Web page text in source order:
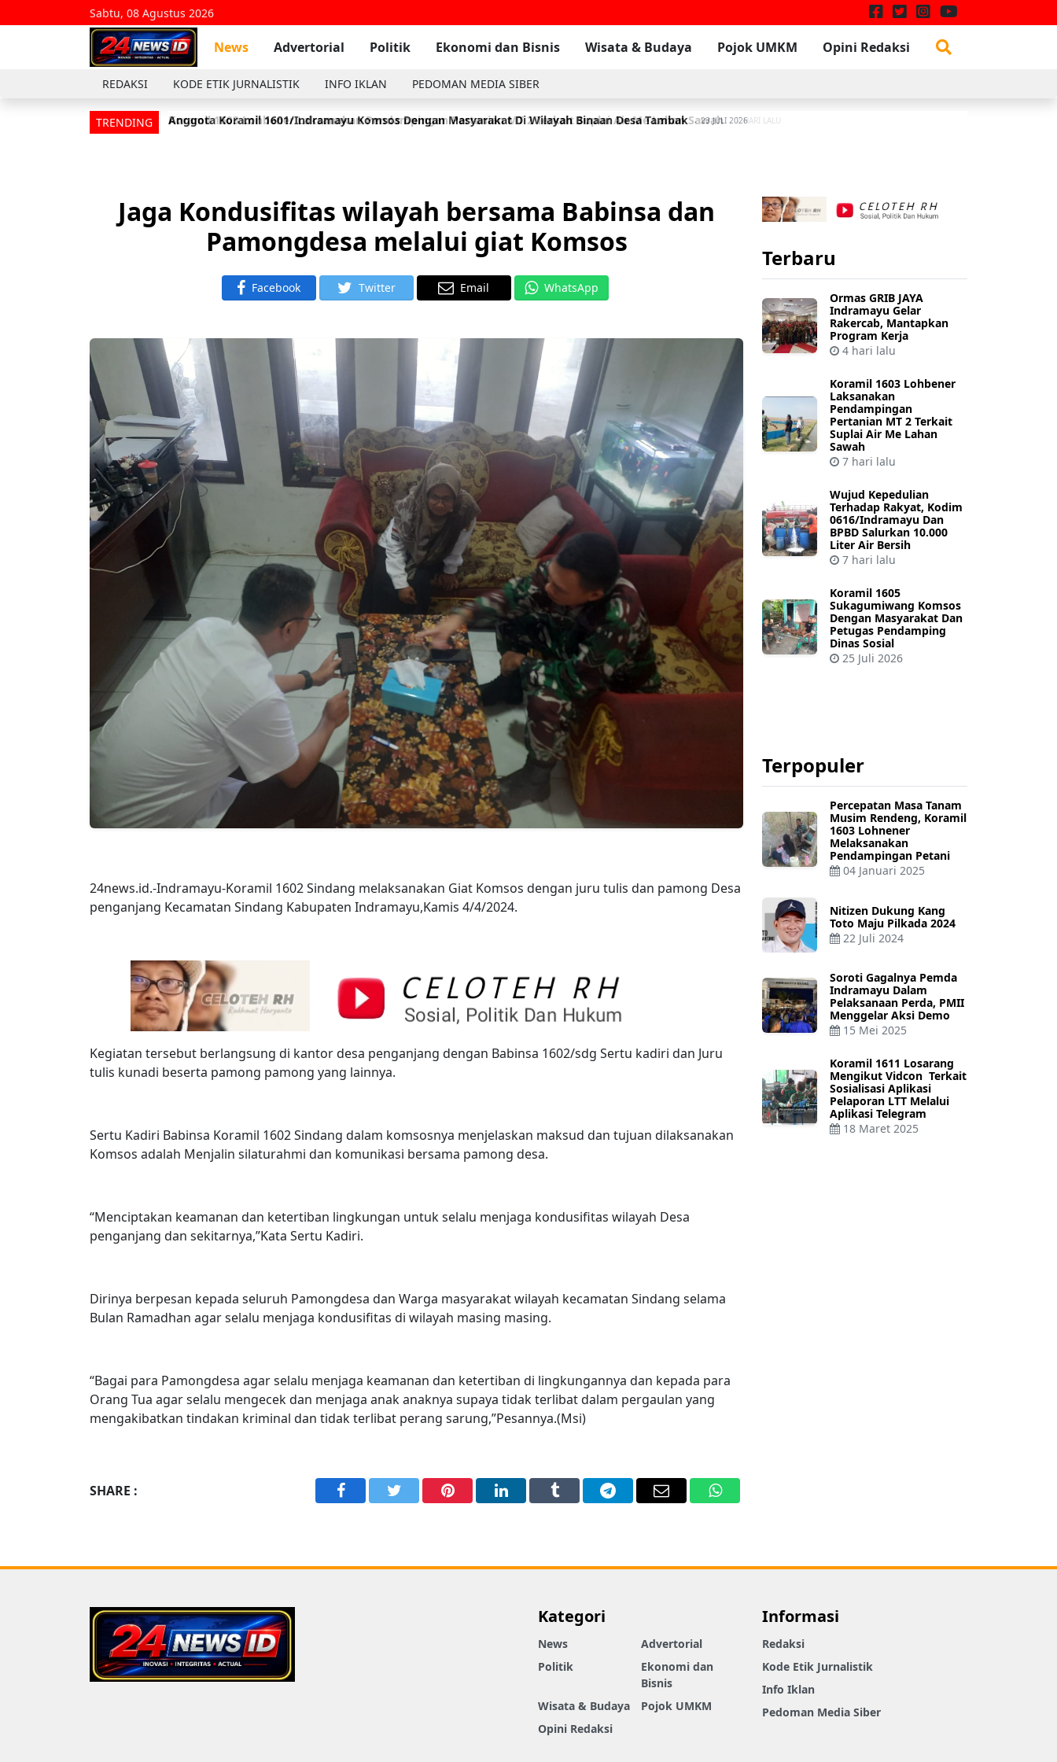
Sabtu, 08 Agustus 2026
News Advertorial Politik Ekonomi dan Bisnis Wisata & Budaya Pojok UMKM Opini Redaksi
REDAKSI KODE ETIK JURNALISTIK INFO IKLAN PEDOMAN MEDIA SIBER
TRENDING Anggota Koramil 1601/Indramayu Komsos Dengan Masyarakat Di Wilayah Binaan Desa Tambak 23 JULI 2026
Jaga Kondusifitas wilayah bersama Babinsa dan
Pamongdesa melalui giat Komsos
Facebook Twitter Email WhatsApp
24news.id.-Indramayu-Koramil 1602 Sindang melaksanakan Giat Komsos dengan juru tulis dan pamong Desa
penganjang Kecamatan Sindang Kabupaten Indramayu,Kamis 4/4/2024.
Kegiatan tersebut berlangsung di kantor desa penganjang dengan Babinsa 1602/sdg Sertu kadiri dan Juru
tulis kunadi beserta pamong pamong yang lainnya.
Sertu Kadiri Babinsa Koramil 1602 Sindang dalam komsosnya menjelaskan maksud dan tujuan dilaksanakan
Komsos adalah Menjalin silaturahmi dan komunikasi bersama pamong desa.
“Menciptakan keamanan dan ketertiban lingkungan untuk selalu menjaga kondusifitas wilayah Desa
penganjang dan sekitarnya,”Kata Sertu Kadiri.
Dirinya berpesan kepada seluruh Pamongdesa dan Warga masyarakat wilayah kecamatan Sindang selama
Bulan Ramadhan agar selalu menjaga kondusifitas di wilayah masing masing.
“Bagai para Pamongdesa agar selalu menjaga keamanan dan ketertiban di lingkungannya dan kepada para
Orang Tua agar selalu mengecek dan menjaga anak anaknya supaya tidak terlibat dalam pergaulan yang
mengakibatkan tindakan kriminal dan tidak terlibat perang sarung,”Pesannya.(Msi)
SHARE :
FacebookTwitterPinterestLinkedInTumblrTelegramEmail WhatsApp
Terbaru
Ormas GRIB JAYA
Indramayu Gelar
Rakercab, Mantapkan
Program Kerja
4 hari lalu
Koramil 1603 Lohbener
Laksanakan
Pendampingan
Pertanian MT 2 Terkait
Suplai Air Me Lahan
Sawah
7 hari lalu
Wujud Kepedulian
Terhadap Rakyat, Kodim
0616/Indramayu Dan
BPBD Salurkan 10.000
Liter Air Bersih
7 hari lalu
Koramil 1605
Sukagumiwang Komsos
Dengan Masyarakat Dan
Petugas Pendamping
Dinas Sosial
25 Juli 2026
Terpopuler
Percepatan Masa Tanam
Musim Rendeng, Koramil
1603 Lohnener
Melaksanakan
Pendampingan Petani
04 Januari 2025
Nitizen Dukung Kang
Toto Maju Pilkada 2024
22 Juli 2024
Soroti Gagalnya Pemda
Indramayu Dalam
Pelaksanaan Perda, PMII
Menggelar Aksi Demo
15 Mei 2025
Koramil 1611 Losarang
Mengikut Vidcon Terkait
Sosialisasi Aplikasi
Pelaporan LTT Melalui
Aplikasi Telegram
18 Maret 2025
Kategori
News
Advertorial
Politik
Ekonomi dan
Bisnis
Wisata & Budaya
Pojok UMKM
Opini Redaksi
Informasi
Redaksi
Kode Etik Jurnalistik
Info Iklan
Pedoman Media Siber